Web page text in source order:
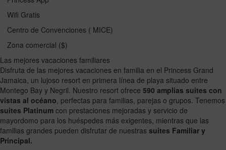
Wifi Gratis
Centro de Convenciones ( MICE)
Zona comercial ($)
Las mejores vacaciones familiares
Disfruta de las mejores vacaciones en familia en el Princess Grand
Jamaica, un lujoso resort en primera línea de playa situado entre
Montego Bay y Negril. Nuestro resort ofrece 590 amplias suites con
vistas al océano, perfectas para familias, parejas o grupos. Tenemos
suites Platinum con prestaciones mejoradas y servicio de
mayordomo para los huéspedes más exigentes, mientras que las
familias grandes pueden disfrutar de nuestras suites Familiar y
Principal.